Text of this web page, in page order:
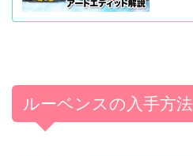
ルーベンスの入手方法